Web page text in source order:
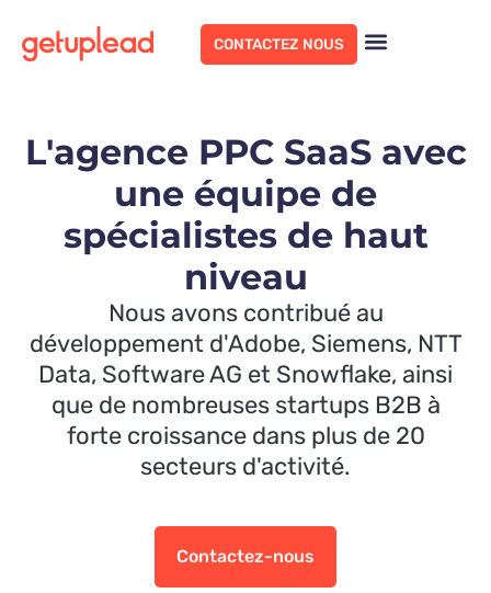
CONTACTEZ NOUS
L'agence PPC SaaS avec
une équipe de
spécialistes de haut
niveau
Nous avons contribué au
développement d'Adobe, Siemens, NTT
Data, Software AG et Snowflake, ainsi
que de nombreuses startups B2B à
forte croissance dans plus de 20
secteurs d'activité.
Contactez-nous